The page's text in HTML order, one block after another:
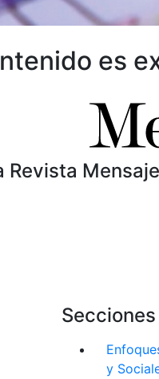
es
Revista
Secciones
y